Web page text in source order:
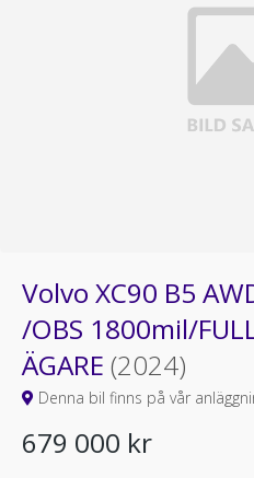
Volvo XC90 B5
/OBS 1800mil/
ÄGARE (2024)
Denna bil finns på vår
679 000 kr